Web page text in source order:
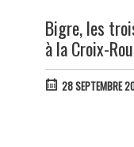
Bigre, les
à la Croix-
28 SEPTEMBRE